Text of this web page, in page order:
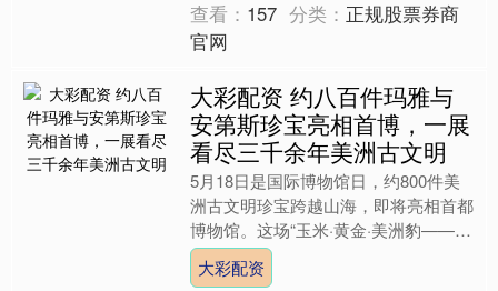
查看： 157 分类： 正规股票券商
官网
大彩配资 约八百件玛雅与
安第斯珍宝亮相首博，一展
看尽三千余年美洲古文明
5月18日是国际博物馆日，约800件美
洲古文明珍宝跨越山海，即将亮相首都
博物馆。这场“玉米·黄金·美洲豹——玛
雅与安第斯古代文明”大展汇集了墨西
哥、秘鲁两国20....
大彩配资